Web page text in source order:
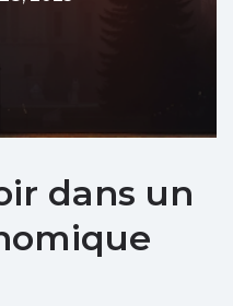
dans un